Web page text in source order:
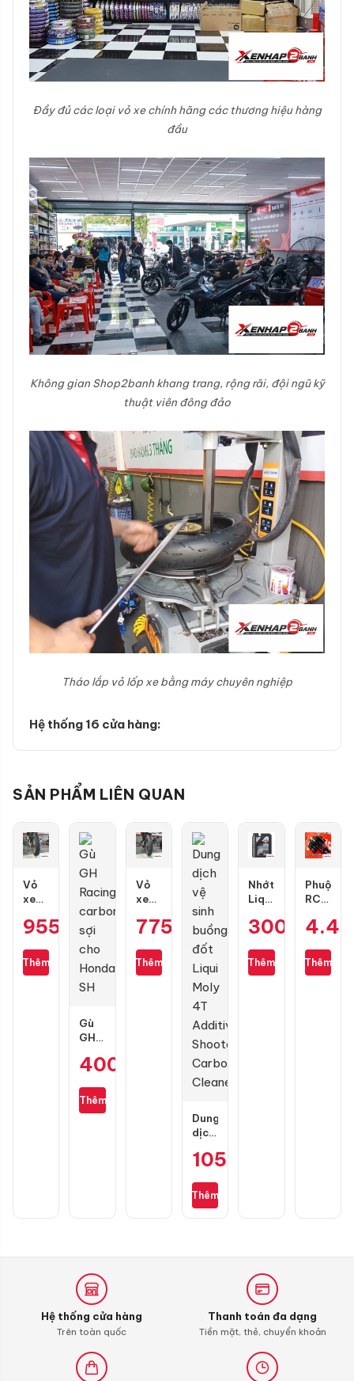
Đầy đủ các loại vỏ xe chính hãng các thương hiệu hàng
đầu
Không gian Shop2banh khang trang, rộng rãi, đội ngũ kỹ
thuật viên đông đảo
Tháo lắp vỏ lốp xe bằng máy chuyên nghiệp
Hệ thống 16 cửa hàng:
SẢN PHẨM LIÊN QUAN
Vỏ
xe
GT601
110/70-
17
955.000
Thêm
Gù
GH
carbon
cho
Honda
400.000
Thêm
Vỏ
xe
TT902
100/70-
17
775.000₫
Thêm
Dung
dịch
sinh
đốt
Liqui
105.000
Thêm
Nhớt
Liqui
Motorbike
4T
10W40
300.000
Thêm
Phuộc
RCB
Pro
Air
Blade
Thêm
Hệ thống cửa hàng
Trên toàn quốc
Thanh toán đa dạng
Tiền mặt, thẻ, chuyển khoản